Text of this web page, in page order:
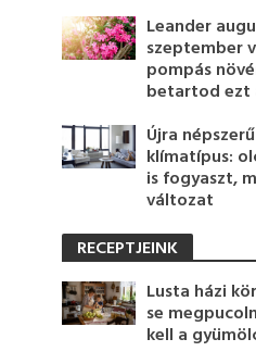
Leander
szeptember
pompás
betartod ezt
Újra
klímatípus:
is fogyaszt,
változat
RECEPTJEINK
Lusta házi
se
kell a